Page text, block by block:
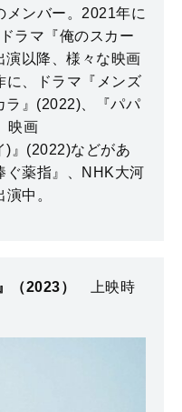
メンバー。2021年に
ラマ『俺のスカー
演以降、様々な映画
に、ドラマ『メンズ
ラ』(2022)、『パパ
映画
)』(2022)などがあ
ぐ薬指』、NHK大河
中。
（2023）
上映時